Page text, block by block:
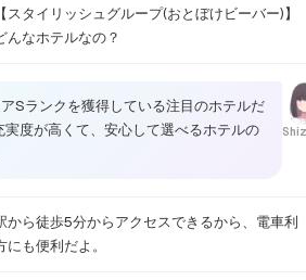
スタイリッシュグループ(おとぼけビーバー)】
んなホテルなの？
Sランクを獲得している注目のホテルだ
実度が高くて、安心して選べるホテルの
から徒歩5分からアクセスできるから、電車利
にも便利だよ。